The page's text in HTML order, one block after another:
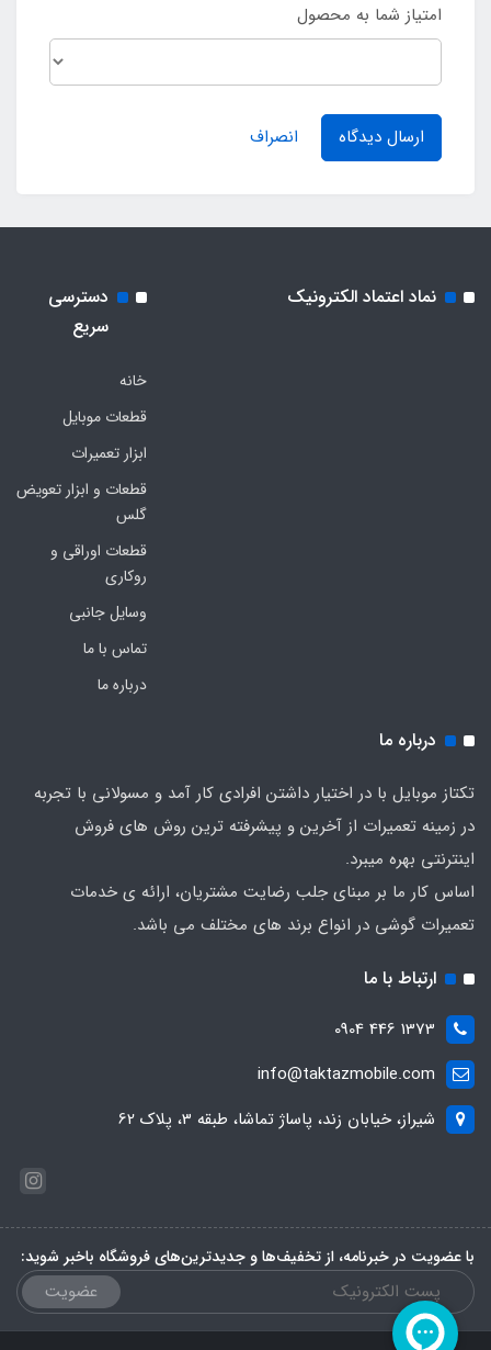
امتیاز شما به محصول
ارسال دیدگاه انصراف
نماد اعتماد الکترونیک
دسترسی
سریع
خانه
قطعات موبایل
ابزار تعمیرات
قطعات و ابزار تعویض
گلس
قطعات اوراقی و
روکاری
وسایل جانبی
تماس با ما
درباره ما
درباره ما
تکتاز موبایل با در اختیار داشتن افرادی کار آمد و مسولانی با تجربه
در زمینه تعمیرات از آخرین و پیشرفته ترین روش های فروش
اینترنتی بهره میبرد.
اساس کار ما بر مبنای جلب رضایت مشتریان، ارائه ی خدمات
تعمیرات گوشی در انواع برند های مختلف می باشد.
ارتباط با ما
1373 446 0904
info@taktazmobile.com
شیراز، خیابان زند، پاساژ تماشا، طبقه 3، پلاک 62
با عضویت در خبرنامه، از تخفیف‌ها و جدیدترین‌های فروشگاه باخبر شوید:
عضویت